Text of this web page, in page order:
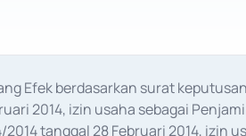
Efek berdasarkan surat
2014, izin usaha sebagai
tanggal 28 Februari 2014, izin